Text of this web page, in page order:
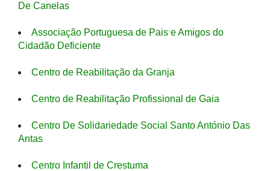
De Canelas
Associação Portuguesa de Pais e Amigos do
Cidadão Deficiente
Centro de Reabilitação da Granja
Centro de Reabilitação Profissional de Gaia
Centro De Solidariedade Social Santo António Das
Antas
Centro Infantil de Crestuma